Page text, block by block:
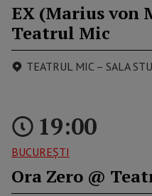
EX (Marius von
Teatrul Mic
TEATRUL MIC – SALA
19:00
BUCUREŞTI
Ora Zero @